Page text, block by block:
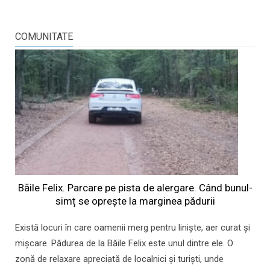
COMUNITATE
Băile Felix. Parcare pe pista de alergare. Când bunul-
simț se oprește la marginea pădurii
Există locuri în care oamenii merg pentru liniște, aer curat și
mișcare. Pădurea de la Băile Felix este unul dintre ele. O
zonă de relaxare apreciată de localnici și turiști, unde